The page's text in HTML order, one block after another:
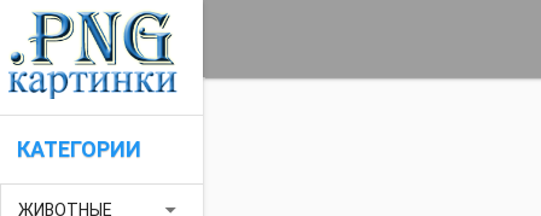
КАТЕГОРИИ
ЖИВОТНЫЕ arrow_drop_down